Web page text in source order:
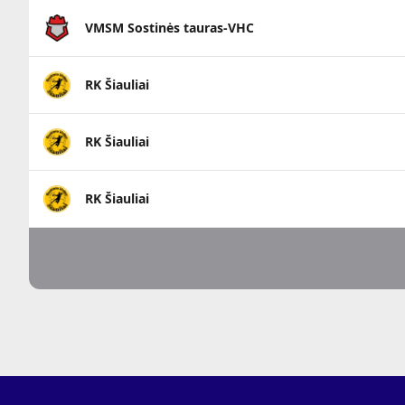
VMSM Sostinės tauras-VHC
RK Šiauliai
RK Šiauliai
RK Šiauliai